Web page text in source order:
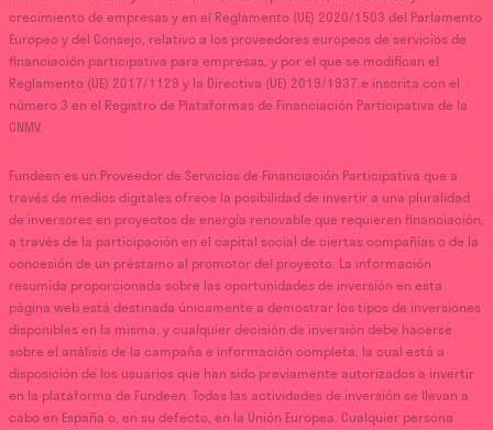
crecimiento de empresas y en el Reglamento (UE) 2020/1503 del Parlamento
Europeo y del Consejo, relativo a los proveedores europeos de servicios de
financiación participativa para empresas, y por el que se modifican el
Reglamento (UE) 2017/1129 y la Directiva (UE) 2019/1937.e inscrita con el
número 3 en el Registro de Plataformas de Financiación Participativa de la
CNMV.
Fundeen es un Proveedor de Servicios de Financiación Participativa que a
través de medios digitales ofrece la posibilidad de invertir a una pluralidad
de inversores en proyectos de energía renovable que requieren financiación,
a través de la participación en el capital social de ciertas compañías o de la
concesión de un préstamo al promotor del proyecto. La información
resumida proporcionada sobre las oportunidades de inversión en esta
página web está destinada únicamente a demostrar los tipos de inversiones
disponibles en la misma, y cualquier decisión de inversión debe hacerse
sobre el análisis de la campaña e información completa, la cual está a
disposición de los usuarios que han sido previamente autorizados a invertir
en la plataforma de Fundeen. Todas las actividades de inversión se llevan a
cabo en España o, en su defecto, en la Unión Europea. Cualquier persona